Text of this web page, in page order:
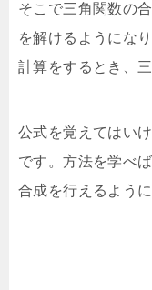
そこで三角関数の
を解けるようにな
計算をするとき、
公式を覚えてはい
です。方法を学べ
合成を行えるように